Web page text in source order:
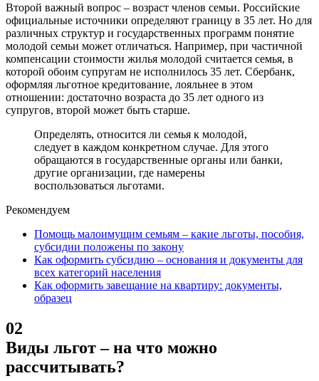
Второй важный вопрос – возраст членов семьи. Российские
официальные источники определяют границу в 35 лет. Но для
различных структур и государственных программ понятие
молодой семьи может отличаться. Например, при частичной
компенсации стоимости жилья молодой считается семья, в
которой обоим супругам не исполнилось 35 лет. Сбербанк,
оформляя льготное кредитование, лояльнее в этом
отношении: достаточно возраста до 35 лет одного из
супругов, второй может быть старше.
Определять, относится ли семья к молодой,
следует в каждом конкретном случае. Для этого
обращаются в государственные органы или банки,
другие организации, где намерены
воспользоваться льготами.
Рекомендуем
Помощь малоимущим семьям – какие льготы, пособия,
субсидии положены по закону
Как оформить субсидию – основания и документы для
всех категорий населения
Как оформить завещание на квартиру: документы,
образец
02
Виды льгот – на что можно
рассчитывать?